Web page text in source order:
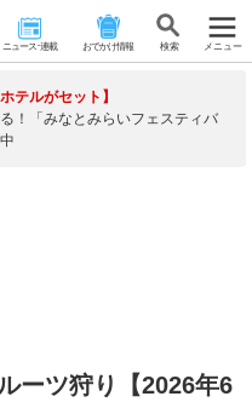
ニュース･連載 おでかけ情報 検 索 メニュー
テルがセット】
！「みなとみらいフェスティバ
ーツ狩り【2026年6